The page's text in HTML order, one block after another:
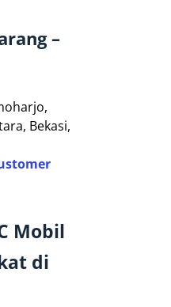
–
Bekasi,
Mobil
di